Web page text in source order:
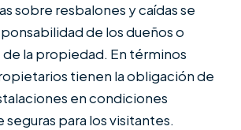
sobre resbalones y caídas se
de los dueños o
la propiedad. En términos
tienen la obligación de
en condiciones
para los visitantes.